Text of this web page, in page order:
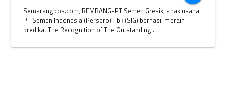
Semarangpos.com, REMBANG-PT Semen Gresik, anak usaha
PT Semen Indonesia (Persero) Tbk (SIG) berhasil meraih
predikat The Recognition of The Outstanding...